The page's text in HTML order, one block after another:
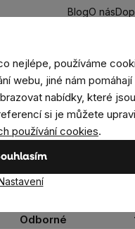
nejlépe, používáme
webu, jiné nám
nabídky, které
si je můžete
používání cookies.
BlogO nás
stravy a výživaNovinky
oblečení pro ženy
Odborné